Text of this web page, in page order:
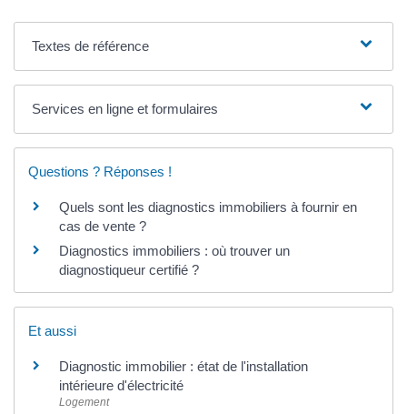
Textes de référence
Services en ligne et formulaires
Questions ? Réponses !
Quels sont les diagnostics immobiliers à fournir en
cas de vente ?
Diagnostics immobiliers : où trouver un
diagnostiqueur certifié ?
Et aussi
Diagnostic immobilier : état de l'installation
intérieure d'électricité
Logement